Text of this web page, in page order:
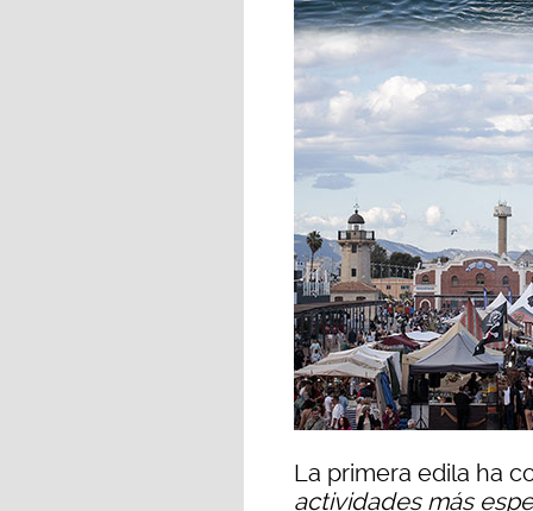
La primera edila ha
actividades más